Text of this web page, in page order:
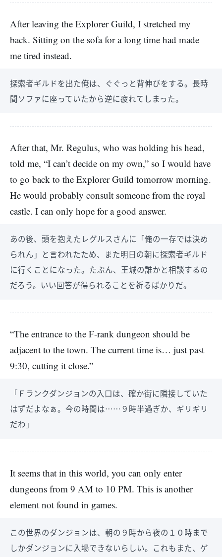
After leaving the Explorer Guild, I stretched my
back. Sitting on the sofa for a long time had made
me tired instead.
探索者ギルドを出た俺は、ぐぐっと背伸びをする。長時
間ソファに座っていたから逆に疲れてしまった。
After that, Mr. Regulus, who was holding his head,
told me, “I can’t decide on my own,” so I would have
to go back to the Explorer Guild tomorrow morning.
He would probably consult someone from the royal
castle. I can only hope for a good answer.
あの後、頭を抱えたレグルスさんに「俺の一存では決め
られん」と言われたため、また明日の朝に探索者ギルド
に行くことになった。たぶん、王城の誰かと相談するの
だろう。いい回答が得られることを祈るばかりだ。
“The entrance to the F-rank dungeon should be
adjacent to the town. The current time is… just past
9:30, cutting it close.”
「Ｆランクダンジョンの入口は、確か街に隣接していた
はずだよなぁ。今の時間は……９時半過ぎか、ギリギリ
だわ」
It seems that in this world, you can only enter
dungeons from 9 AM to 10 PM. This is another
element not found in games.
この世界のダンジョンは、朝の９時から夜の１０時まで
しかダンジョンに入場できないらしい。これもまた、ゲ